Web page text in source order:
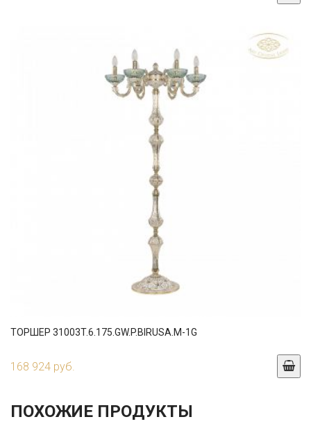
ТОРШЕР 31003T.6.175.GW.P.BIRUSA.M-1G
168 924 руб.
ПОХОЖИЕ ПРОДУКТЫ